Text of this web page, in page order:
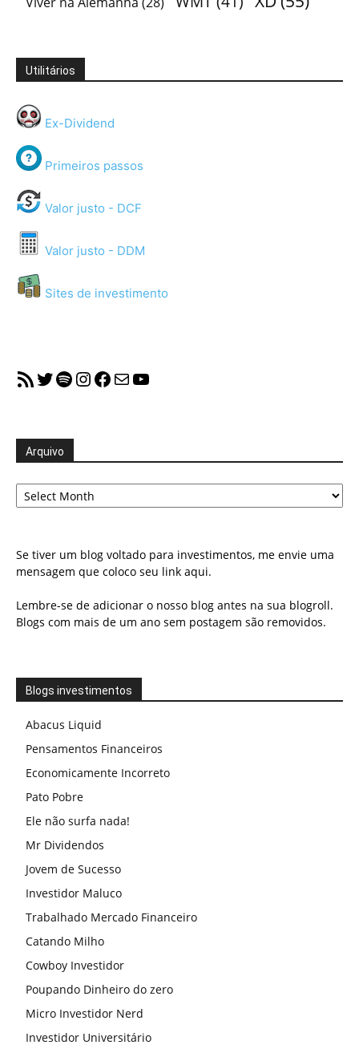
Utilitários
Ex-Dividend
Primeiros passos
Valor justo - DCF
Valor justo - DDM
Sites de investimento
RSS FeedTwitter
Spotify
Instagram
Facebook
MailYouTube
Arquivo
Arquivo
Se tiver um blog voltado para investimentos, me envie uma
mensagem que coloco seu link aqui.
Lembre-se de adicionar o nosso blog antes na sua blogroll.
Blogs com mais de um ano sem postagem são removidos.
Blogs investimentos
Abacus Liquid
Pensamentos Financeiros
Economicamente Incorreto
Pato Pobre
Ele não surfa nada!
Mr Dividendos
Jovem de Sucesso
Investidor Maluco
Trabalhado Mercado Financeiro
Catando Milho
Cowboy Investidor
Poupando Dinheiro do zero
Micro Investidor Nerd
Investidor Universitário